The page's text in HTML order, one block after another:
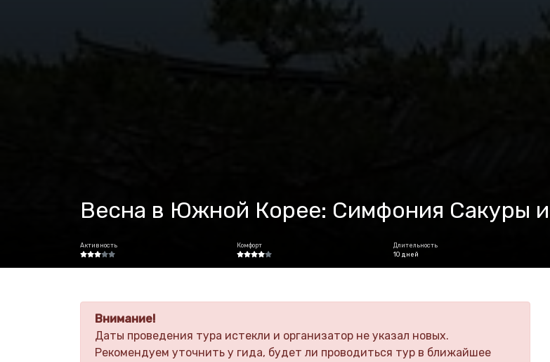
Весна в Южной Корее: Симфония Сакуры
Активность Комфорт
Длительность
10 дней
Внимание!
Даты проведения тура истекли и организатор не указал новых.
Рекомендуем уточнить у гида, будет ли проводиться тур в ближайшее